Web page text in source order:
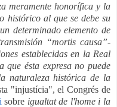
meramente honorífica y la
histórico al que se debe su
determinado elemento de
“mortis causa”-
establecidas en la Real
que ésta expresa no puede
naturaleza histórica de la
"injustícia", el Congrés de
sobre igualtat de l'home i la